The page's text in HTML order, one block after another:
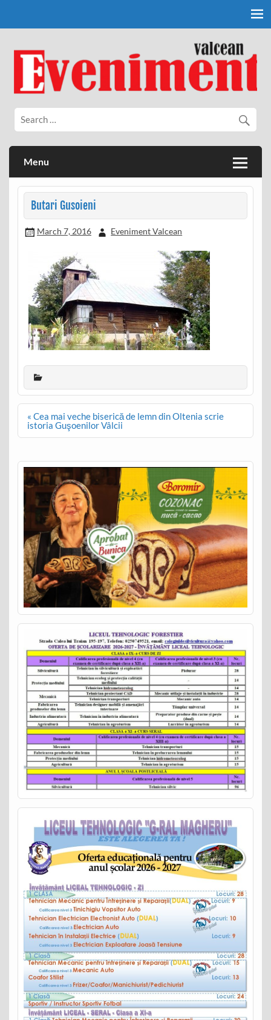
Eveniment Valcean
Menu
Butari Gusoieni
March 7, 2016 Eveniment Valcean
Post
navigation
« Cea mai veche biserică de lemn din Oltenia scrie
istoria Guşoenilor Vâlcii